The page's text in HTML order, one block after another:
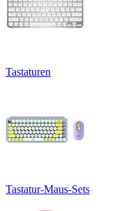
Tastaturen
Tastatur-Maus-Sets